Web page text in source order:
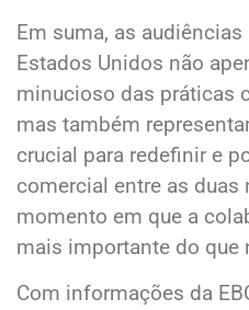
Em suma, as
Estados Unidos não
minucioso das práticas
mas também
crucial para redefinir e
comercial entre as duas
momento em que a
mais importante do que
Com informações da